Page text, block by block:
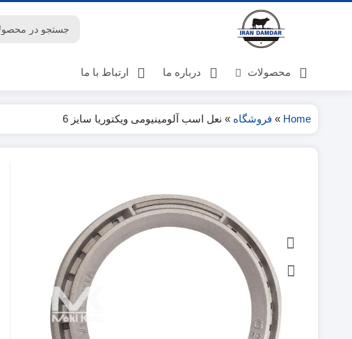
محصولات
بهداشت دامداری ها
کتاب
بهداشت و تغذیه
حیوانات خانگی
درباره ما ارتباط با ما
Home
» فروشگاه » نعل اسب آلومینیومی ویکتوریا سایز 6